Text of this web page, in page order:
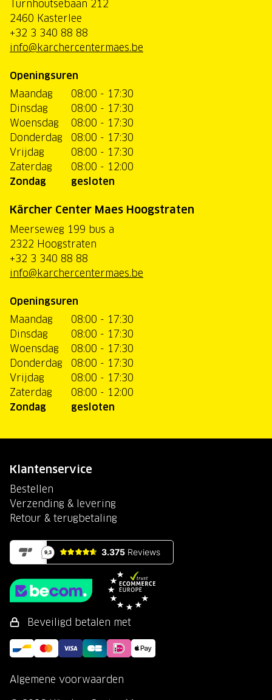
Turnhoutsebaan 212
2460 Kasterlee
+32 3 340 88 88
info@karchercentermaes.be
Openingsuren
Maandag
08:00 - 17:30
Dinsdag
08:00 - 17:30
Woensdag
08:00 - 17:30
Donderdag
08:00 - 17:30
Vrijdag
08:00 - 17:30
Zaterdag
08:00 - 12:00
Zondag
gesloten
Kärcher Center Maes Hoogstraten
Meerseweg 199 bus a
2322 Hoogstraten
+32 3 340 88 88
info@karchercentermaes.be
Openingsuren
Maandag
08:00 - 17:30
Dinsdag
08:00 - 17:30
Woensdag
08:00 - 17:30
Donderdag
08:00 - 17:30
Vrijdag
08:00 - 17:30
Zaterdag
08:00 - 12:00
Zondag
gesloten
Klantenservice
Bestellen
Verzending & levering
Retour & terugbetaling
Beveiligd betalen met
Algemene voorwaarden